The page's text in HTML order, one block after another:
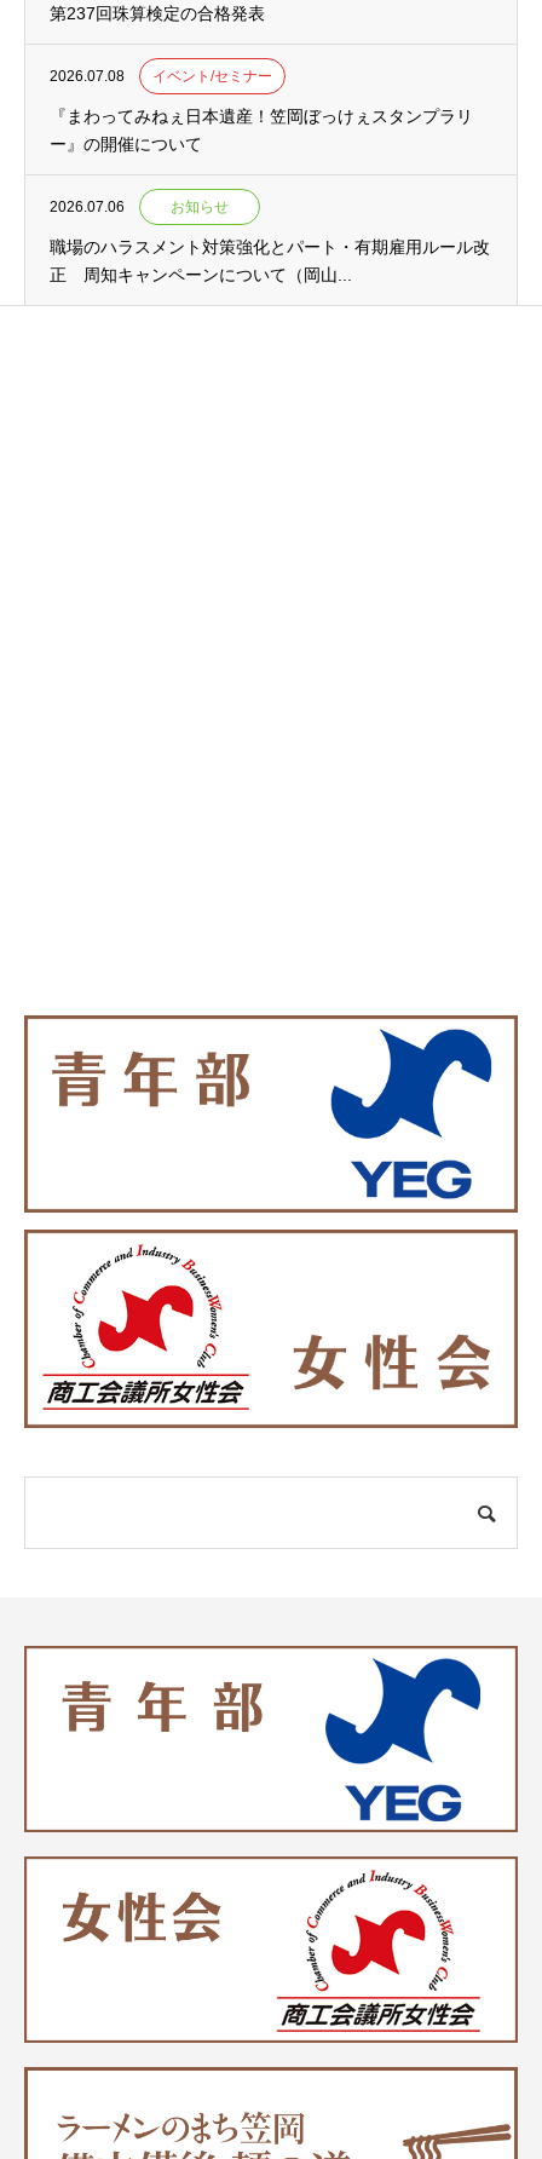
第237回珠算検定の合格発表
2026.07.08 イベント/セミナー
『まわってみねぇ日本遺産！笠岡ぼっけぇスタンプラリ
ー』の開催について
2026.07.06 お知らせ
職場のハラスメント対策強化とパート・有期雇用ルール改
正 周知キャンペーンについて（岡山...